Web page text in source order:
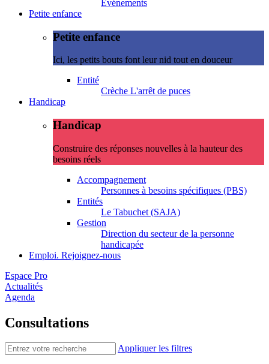
Evénements
Petite enfance
Petite enfance
Ici, les petits bouts font leur nid tout en douceur
Entité
Crèche L'arrêt de puces
Handicap
Handicap
Construire des réponses nouvelles à la hauteur des
besoins réels
Accompagnement
Personnes à besoins spécifiques (PBS)
Entités
Le Tabuchet (SAJA)
Gestion
Direction du secteur de la personne
handicapée
Emploi. Rejoignez-nous
Espace Pro
Actualités
Agenda
Consultations
Appliquer les filtres